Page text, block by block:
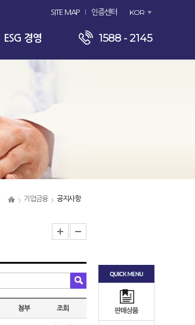
SITE MAP 인증센터 KOR
ESG 경영 1588 - 2145
기업금융 공지사항
첨부 조회